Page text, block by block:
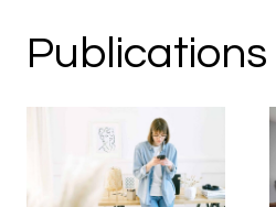
Publications